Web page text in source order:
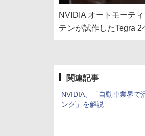
NVIDIA オートモーテ
テンが試作したTegra
関連記事
NVIDIA、「自動車業界で
ング」を解説